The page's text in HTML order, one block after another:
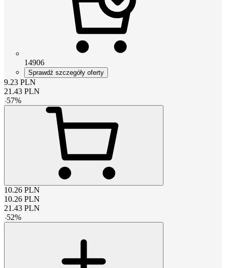
14906
Sprawdź szczegóły oferty
9.23 PLN
21.43 PLN
-57%
10.26 PLN
10.26 PLN
21.43 PLN
-52%